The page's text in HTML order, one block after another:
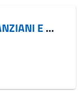
AVVISO BUONI SERVIZIO ANZIANI E DISABILI ANNO 2026-2027